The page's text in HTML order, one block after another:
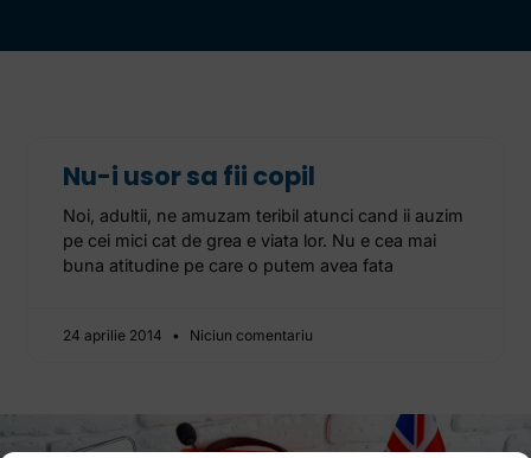
Nu-i usor sa fii copil
Noi, adultii, ne amuzam teribil atunci cand ii auzim
pe cei mici cat de grea e viata lor. Nu e cea mai
buna atitudine pe care o putem avea fata
24 aprilie 2014 Niciun comentariu